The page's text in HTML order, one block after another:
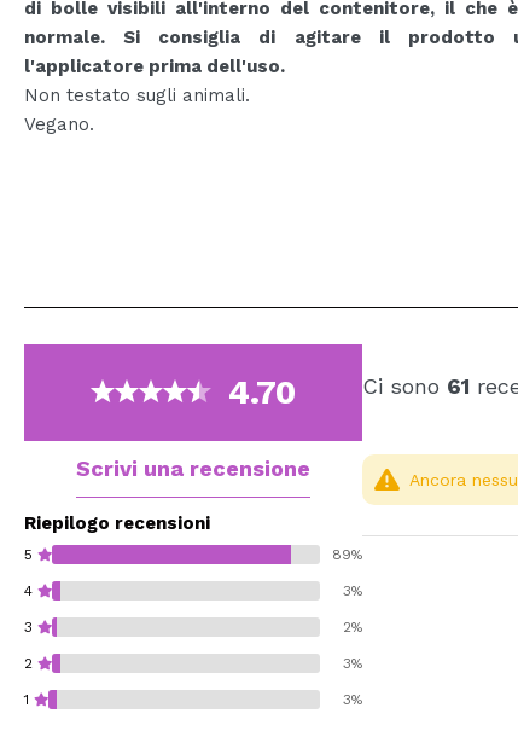
di bolle visibili all'interno del contenitore, il che
normale. Si consiglia di agitare il prodotto
l'applicatore prima dell'uso.
Non testato sugli animali.
Vegano.
4.70
Scrivi una recensione
Riepilogo recensioni
5 89%
4 3%
3 2%
2 3%
1 3%
Ci sono 61
Ancora